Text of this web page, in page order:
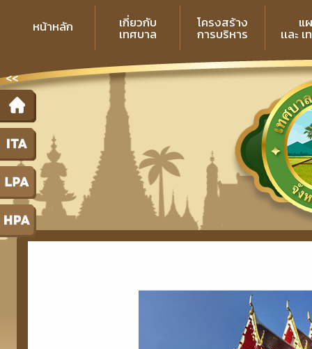
<<
หน้าหลัก เกี่ยวกับ
เทศบาล
โครงสร้าง
การบริหาร
แ
เเละ